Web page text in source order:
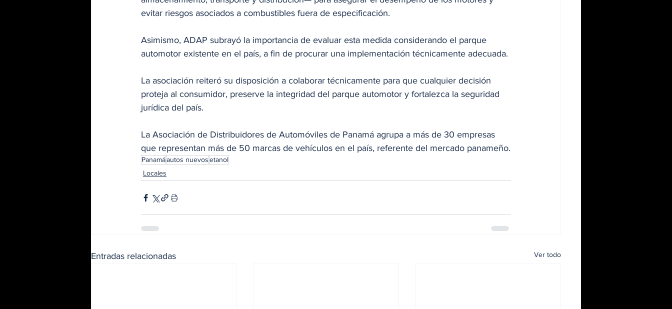
evitar riesgos asociados a combustibles fuera de especificación.
Asimismo, ADAP subrayó la importancia de evaluar esta medida considerando el parque
automotor existente en el país, a fin de procurar una implementación técnicamente adecuada.
La asociación reiteró su disposición a colaborar técnicamente para que cualquier decisión
proteja al consumidor, preserve la integridad del parque automotor y fortalezca la seguridad
jurídica del país.
La Asociación de Distribuidores de Automóviles de Panamá agrupa a más de 30 empresas
que representan más de 50 marcas de vehículos en el país, referente del mercado panameño.
Panamáautos nuevosetanol
Locales
Entradas relacionadas Ver todo